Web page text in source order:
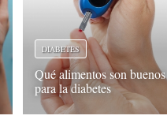
DIABETES
Qué alimentos son buenos
para la diabetes